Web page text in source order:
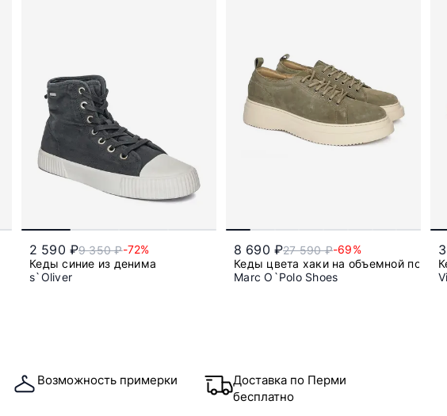
2 590 ₽9 350 ₽-72%
Кеды синие из денима
s`Oliver
8 690 ₽27 590 ₽-69%
Кеды цвета хаки на объемной
Marc O`Polo Shoes
Возможность примерки
Доставка по Перми
бесплатно